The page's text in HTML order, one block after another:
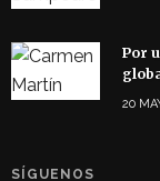
Por
20
SÍGUENOS